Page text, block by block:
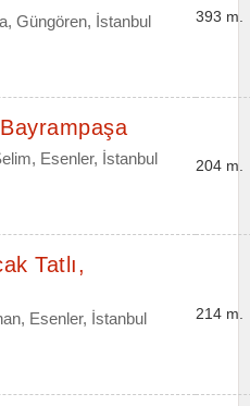
Güngören, İstanbul 393 m.
Esenler, İstanbul 204 m.
Tatlı,
Esenler, İstanbul 214 m.